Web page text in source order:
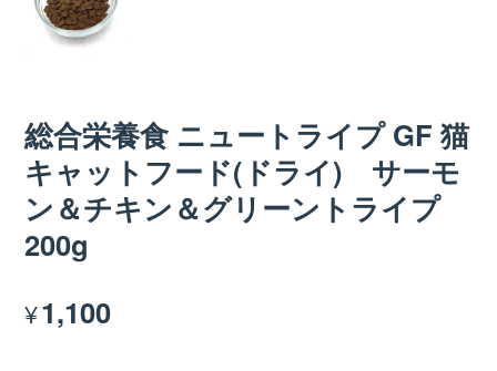
総合栄養食 ニュートライプ GF 猫
キャットフード(ドライ) サーモ
ン＆チキン＆グリーントライプ
200g
¥1,100